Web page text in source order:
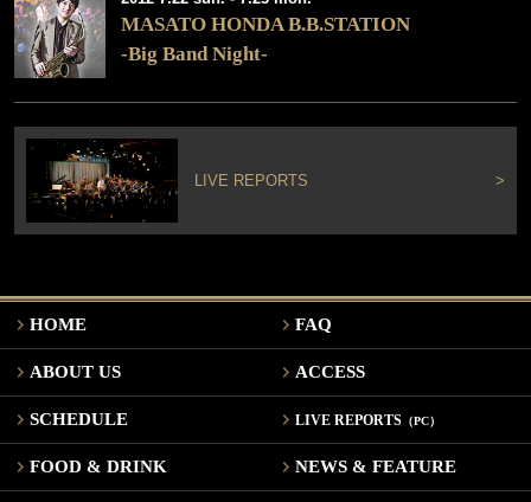
MASATO HONDA B.B.STATION
-Big Band Night-
LIVE REPORTS >
HOME FAQ
ABOUT US ACCESS
SCHEDULE LIVE REPORTS （PC）
FOOD & DRINK NEWS & FEATURE